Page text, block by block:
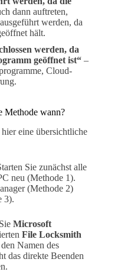
dann auftreten,
werden, da
hält.
werden, da
geöffnet ist“ –
Cloud-
Methode wann?
eine übersichtliche
Sie zunächst alle
neu (Methode 1).
(Methode 2)
3).
Microsoft
File Locksmith
Namen des
das direkte Beenden